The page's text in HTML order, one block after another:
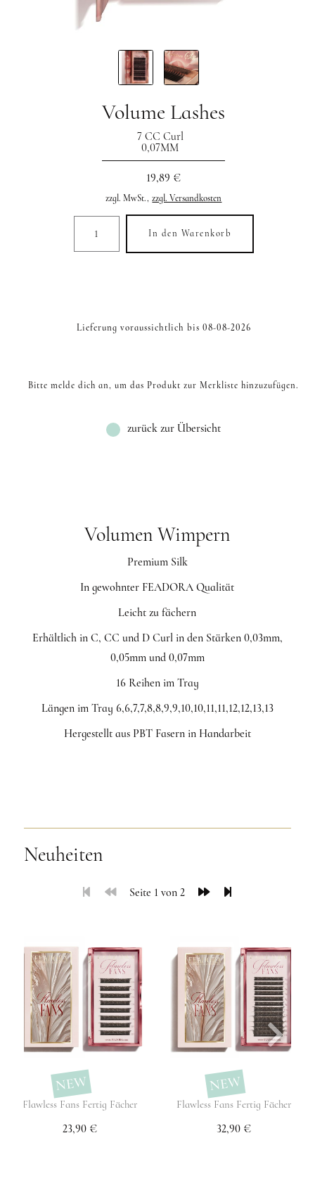
Volume Lashes
7 CC Curl
0,07MM
19,89 €
zzgl. MwSt., zzgl. Versandkosten
In den Warenkorb
Lieferung voraussichtlich bis 08-08-2026
Bitte melde dich an, um das Produkt zur Merkliste hinzuzufügen.
zurück zur Übersicht
Volumen Wimpern
Premium Silk
In gewohnter FEADORA Qualität
Leicht zu fächern
Erhältlich in C, CC und D Curl in den Stärken 0,03mm,
0,05mm und 0,07mm
16 Reihen im Tray
Längen im Tray 6,6,7,7,8,8,9,9,10,10,11,11,12,12,13,13
Hergestellt aus PBT Fasern in Handarbeit
Neuheiten
Seite 1 von 2
NEW
Flawless Fans Fertig Fächer
23,90 €
NEW
Flawless Fans Fertig Fächer
32,90 €